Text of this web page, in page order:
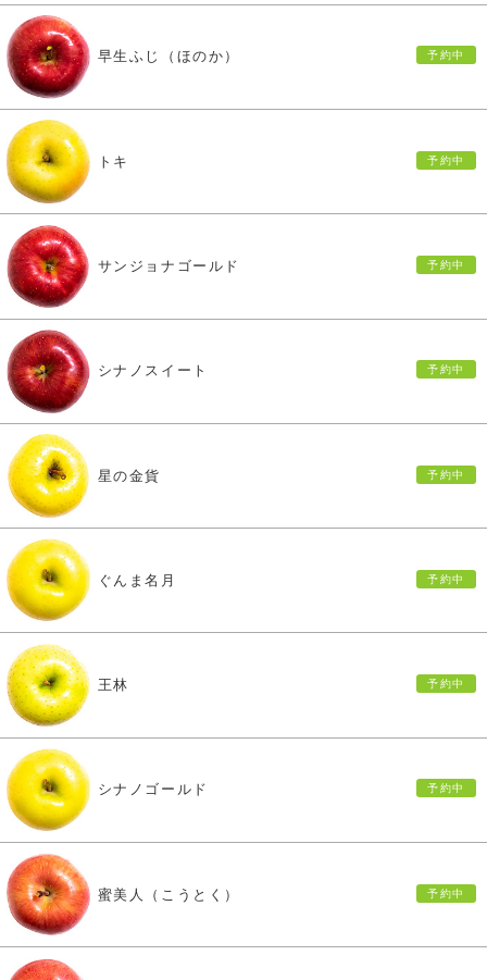
早生ふじ（ほのか）
トキ
サンジョナゴールド
シナノスイート
星の金貨
ぐんま名月
王林
シナノゴールド
蜜美人（こうとく）